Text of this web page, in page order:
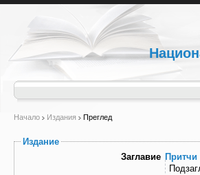
Начало Издания Преглед
Издание
Заглавие Притчи